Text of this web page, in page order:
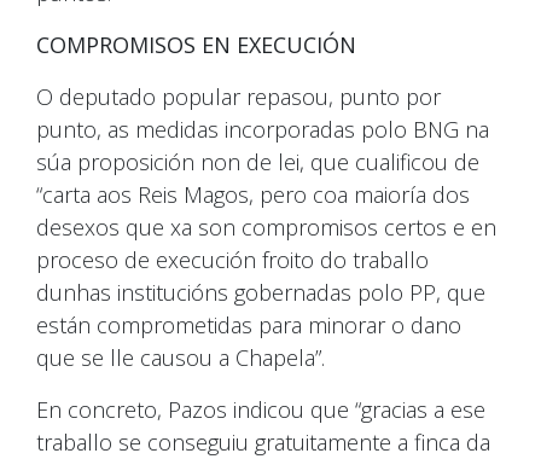
COMPROMISOS EN EXECUCIÓN
O deputado popular repasou, punto por
punto, as medidas incorporadas polo BNG na
súa proposición non de lei, que cualificou de
“carta aos Reis Magos, pero coa maioría dos
desexos que xa son compromisos certos e en
proceso de execución froito do traballo
dunhas institucións gobernadas polo PP, que
están comprometidas para minorar o dano
que se lle causou a Chapela”.
En concreto, Pazos indicou que “gracias a ese
traballo se conseguiu gratuitamente a finca da